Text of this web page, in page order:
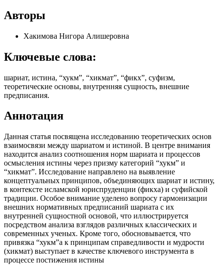
Авторы
Хакимова Нигора Алишеровна
Ключевые слова:
шариат, истина, “хукм”, “хикмат”, “фикх”, суфизм,
теоретические основы, внутренняя сущность, внешние
предписания.
Аннотация
Данная статья посвящена исследованию теоретических основ
взаимосвязи между шариатом и истиной. В центре внимания
находится анализ соотношения норм шариата и процессов
осмысления истины через призму категорий “хукм” и
“хикмат”. Исследование направлено на выявление
концептуальных принципов, объединяющих шариат и истину,
в контексте исламской юриспруденции (фикха) и суфийской
традиции. Особое внимание уделено вопросу гармонизации
внешних нормативных предписаний шариата с их
внутренней сущностной основой, что иллюстрируется
посредством анализа взглядов различных классических и
современных ученых. Кроме того, обосновывается, что
привязка “хукм”а к принципам справедливости и мудрости
(хикмат) выступает в качестве ключевого инструмента в
процессе постижения истины